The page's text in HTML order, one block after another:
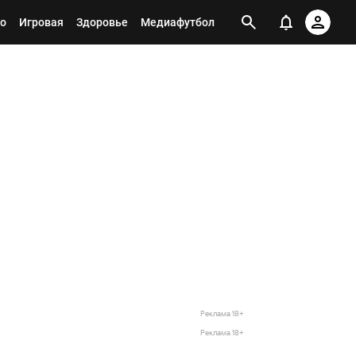
Игровая Здоровье Медиафутбол
Реклама 18+
Реклама 18+